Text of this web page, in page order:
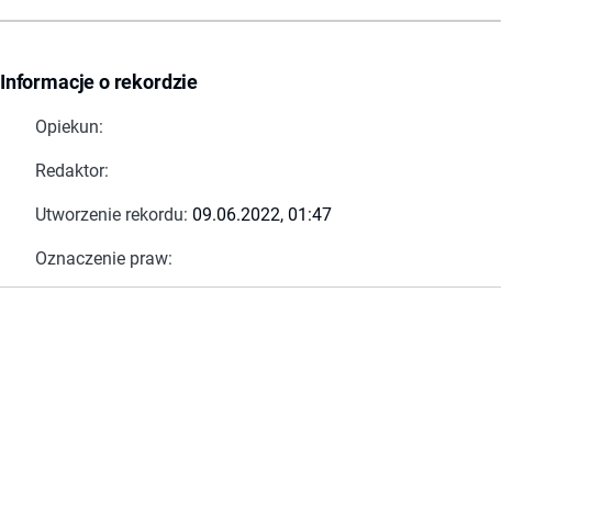
Informacje o rekordzie
Opiekun:
Redaktor:
Utworzenie rekordu: 09.06.2022, 01:47
Oznaczenie praw: